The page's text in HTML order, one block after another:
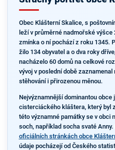
Obec Klášterní Skalice, s
leží v průměrné nadmořské
zmínka o ní pochází z roku 1345.
žilo 134 obyvatel a o dva roky
nacházelo 60 domů na celkové
vývoj v poslední době
stěhování i přirozenou měnou.
Nejvýznamnější dominantou
cisterciáckého kláštera, který byl
této významné památky se v obci
soch, například socha svaté
oficiálních stránkách obce
údaje pocházejí od Českého